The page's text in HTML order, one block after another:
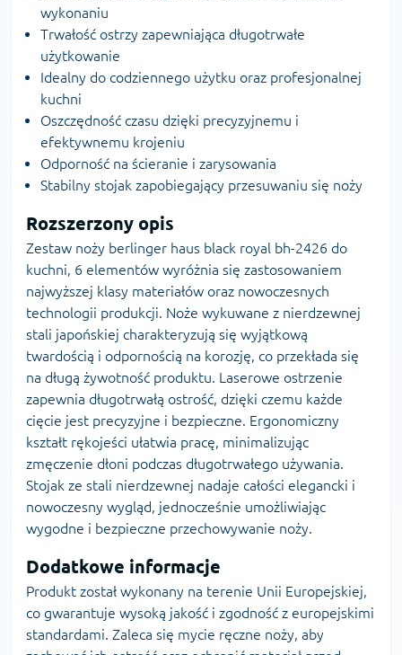
wykonaniu
Trwałość ostrzy zapewniająca długotrwałe
użytkowanie
Idealny do codziennego użytku oraz profesjonalnej
kuchni
Oszczędność czasu dzięki precyzyjnemu i
efektywnemu krojeniu
Odporność na ścieranie i zarysowania
Stabilny stojak zapobiegający przesuwaniu się noży
Rozszerzony opis
Zestaw noży berlinger haus black royal bh-2426 do
kuchni, 6 elementów wyróżnia się zastosowaniem
najwyższej klasy materiałów oraz nowoczesnych
technologii produkcji. Noże wykuwane z nierdzewnej
stali japońskiej charakteryzują się wyjątkową
twardością i odpornością na korozję, co przekłada się
na długą żywotność produktu. Laserowe ostrzenie
zapewnia długotrwałą ostrość, dzięki czemu każde
cięcie jest precyzyjne i bezpieczne. Ergonomiczny
kształt rękojeści ułatwia pracę, minimalizując
zmęczenie dłoni podczas długotrwałego używania.
Stojak ze stali nierdzewnej nadaje całości elegancki i
nowoczesny wygląd, jednocześnie umożliwiając
wygodne i bezpieczne przechowywanie noży.
Dodatkowe informacje
Produkt został wykonany na terenie Unii Europejskiej,
co gwarantuje wysoką jakość i zgodność z europejskimi
standardami. Zaleca się mycie ręczne noży, aby